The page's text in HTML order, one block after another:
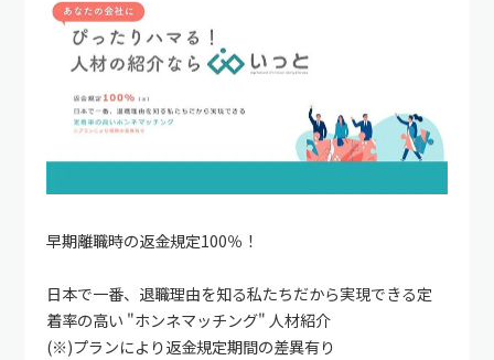
早期離職時の返金規定100％！
日本で一番、退職理由を知る私たちだから実現できる定
着率の高い "ホンネマッチング" 人材紹介
(※)プランにより返金規定期間の差異有り